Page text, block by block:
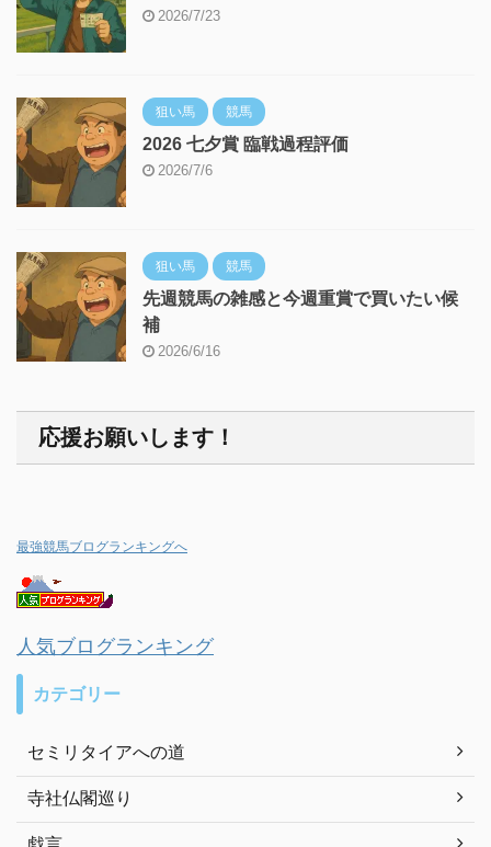
2026/7/23
狙い馬 競馬
2026 七夕賞 臨戦過程評価
2026/7/6
狙い馬 競馬
先週競馬の雑感と今週重賞で買いたい候
補
2026/6/16
応援お願いします！
最強競馬ブログランキングへ
人気ブログランキング
カテゴリー
セミリタイアへの道
寺社仏閣巡り